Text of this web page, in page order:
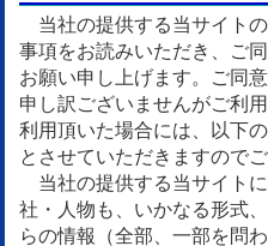
当社の提供する当サイト
事項をお読みいただき、ご
お願い申し上げます。ご同
申し訳ございませんがご利
利用頂いた場合には、以下
とさせていただきますので
当社の提供する当サイト
社・人物も、いかなる形式
らの情報（全部、一部を問